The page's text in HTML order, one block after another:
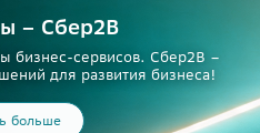
– Сбер2B
бизнес-сервисов. Сбер2В –
для развития бизнеса!
больше